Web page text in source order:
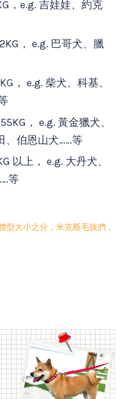
，e.g. 吉娃娃、約克
， e.g. 巴哥犬、臘
， e.g. 柴犬、科基、
， e.g. 黃金獵犬、
、伯恩山犬……等
以上， e.g. 大丹犬、
等
型大小之分，米克斯毛孩們，